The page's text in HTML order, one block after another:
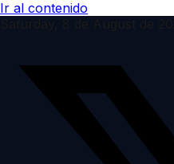
Ir al contenido